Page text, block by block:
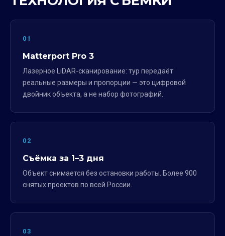
01
Matterport Pro 3
Лазерное LiDAR-сканирование: тур передаёт
реальные размеры и пропорции — это цифровой
двойник объекта, а не набор фотографий.
02
Съёмка за 1–3 дня
Объект снимается без остановки работы. Более 900
снятых проектов по всей России.
03